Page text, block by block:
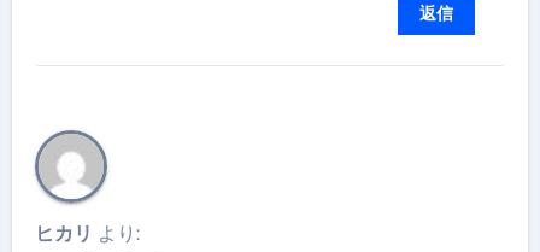
返信
ヒカリ より: